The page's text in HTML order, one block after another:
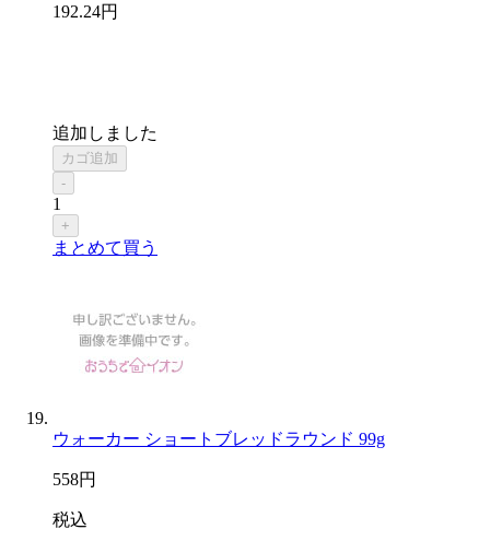
192.24円
追加しました
カゴ追加
-
1
+
まとめて買う
ウォーカー ショートブレッドラウンド 99g
558円
税込